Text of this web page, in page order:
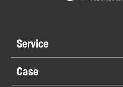
Service
Case